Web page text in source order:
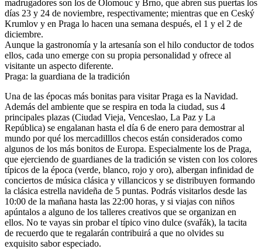
madrugadores son los de Olomouc y Brno, que abren sus puertas los
días 23 y 24 de noviembre, respectivamente; mientras que en Ceský
Krumlov y en Praga lo hacen una semana después, el 1 y el 2 de
diciembre.
Aunque la gastronomía y la artesanía son el hilo conductor de todos
ellos, cada uno emerge con su propia personalidad y ofrece al
visitante un aspecto diferente.
Praga: la guardiana de la tradición
Una de las épocas más bonitas para visitar Praga es la Navidad.
Además del ambiente que se respira en toda la ciudad, sus 4
principales plazas (Ciudad Vieja, Venceslao, La Paz y La
República) se engalanan hasta el día 6 de enero para demostrar al
mundo por qué los mercadilllos checos están considerados como
algunos de los más bonitos de Europa. Especialmente los de Praga,
que ejerciendo de guardianes de la tradición se visten con los colores
típicos de la época (verde, blanco, rojo y oro), albergan infinidad de
conciertos de música clásica y villancicos y se distribuyen formando
la clásica estrella navideña de 5 puntas. Podrás visitarlos desde las
10:00 de la mañana hasta las 22:00 horas, y si viajas con niños
apúntalos a alguno de los talleres creativos que se organizan en
ellos. No te vayas sin probar el típico vino dulce (svařák), la tacita
de recuerdo que te regalarán contribuirá a que no olvides su
exquisito sabor especiado.